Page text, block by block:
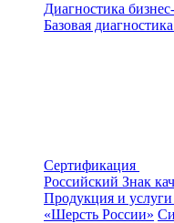
Диагностика
Базовая диагностика
Сертификация
Российский Знак
Продукция и услуги
«Шерсть России»